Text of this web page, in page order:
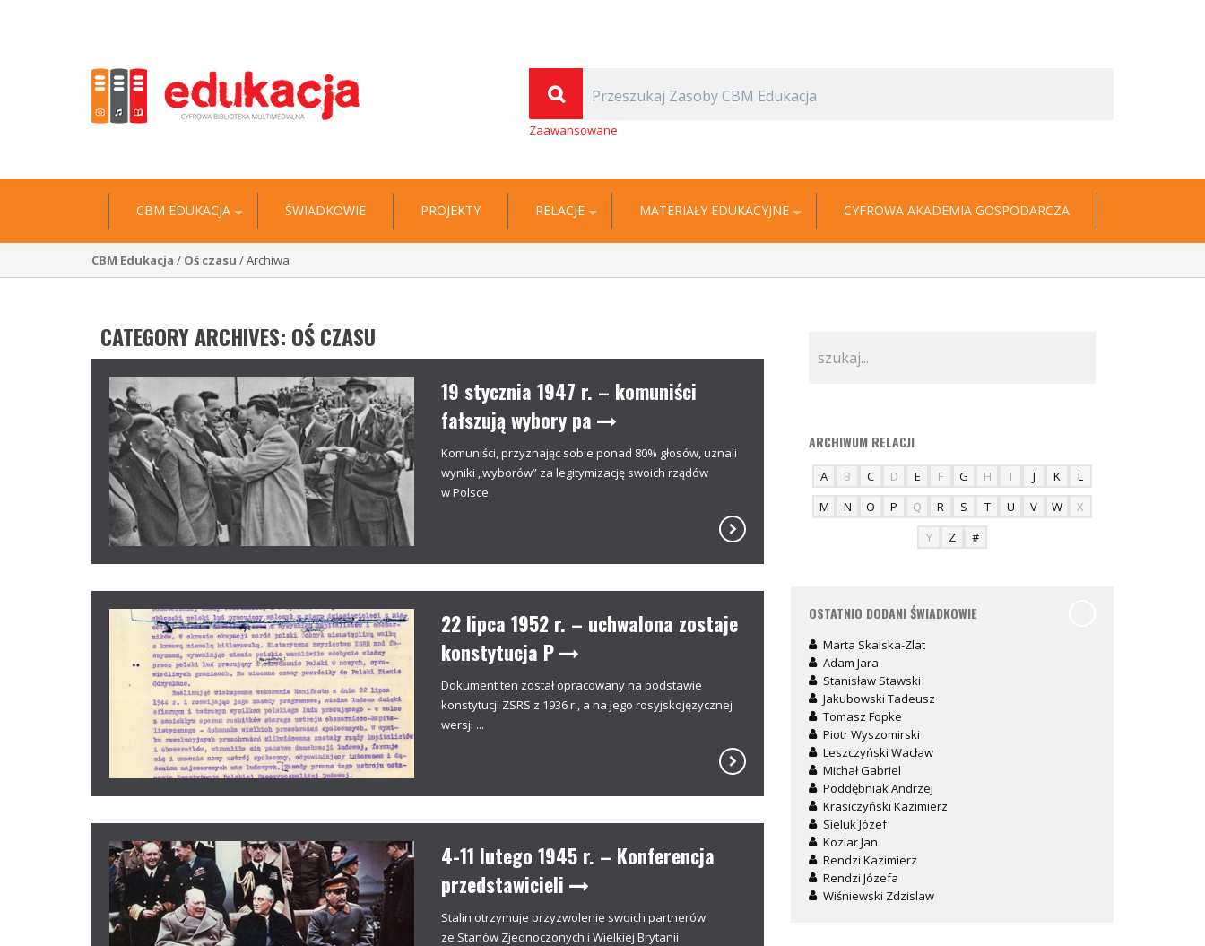
Zaawansowane
CBM EDUKACJA ŚWIADKOWIE PROJEKTY RELACJE MATERIAŁY EDUKACYJNE CYFROWA AKADEMIA GOSPODARCZA
CBM Edukacja / Oś czasu / Archiwa
CATEGORY ARCHIVES: OŚ CZASU
19 stycznia 1947 r. – komuniści
fałszują wybory pa
Komuniści, przyznając sobie ponad 80% głosów, uznali
wyniki „wyborów” za legitymizację swoich rządów
w Polsce.
22 lipca 1952 r. – uchwalona zostaje
konstytucja P
Dokument ten został opracowany na podstawie
konstytucji ZSRS z 1936 r., a na jego rosyjskojęzycznej
wersji ...
4-11 lutego 1945 r. – Konferencja
przedstawicieli
Stalin otrzymuje przyzwolenie swoich partnerów
ze Stanów Zjednoczonych i Wielkiej Brytanii
ARCHIWUM RELACJI
A B C D E F G H I J K
L
M
N O P Q R S T U V W
X
Y
Z #
OSTATNIO DODANI ŚWIADKOWIE
Marta Skalska-Zlat
Adam Jara
Stanisław Stawski
Jakubowski Tadeusz
Tomasz Fopke
Piotr Wyszomirski
Leszczyński Wacław
Michał Gabriel
Poddębniak Andrzej
Krasiczyński Kazimierz
Sieluk Józef
Koziar Jan
Rendzi Kazimierz
Rendzi Józefa
Wiśniewski Zdzislaw